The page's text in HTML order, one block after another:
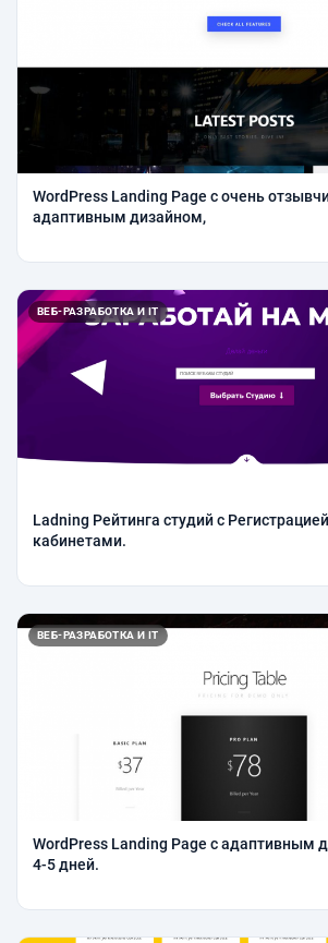
WordPress Landing Page с очень
адаптивным дизайном,
ВЕБ-РАЗРАБОТКА И IT
Ladning Рейтинга студий с
кабинетами.
ВЕБ-РАЗРАБОТКА И IT
WordPress Landing Page с адаптивным
4-5 дней.